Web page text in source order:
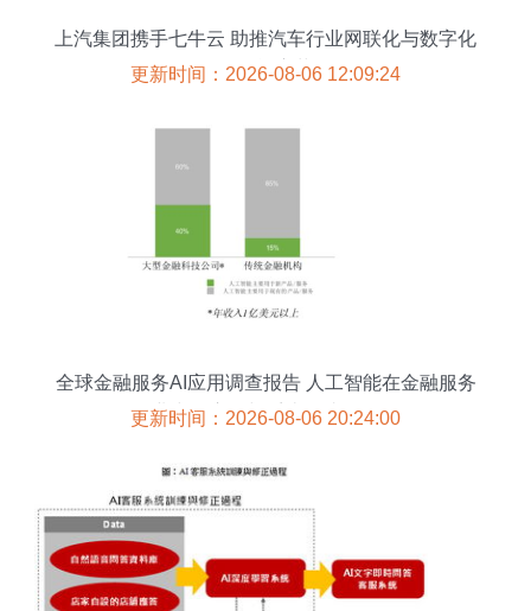
上汽集团携手七牛云 助推汽车行业网联化与数字化
的智能变革
更新时间：2026-08-06 12:09:24
全球金融服务AI应用调查报告 人工智能在金融服务
业中的应用与系统集成服务
更新时间：2026-08-06 20:24:00